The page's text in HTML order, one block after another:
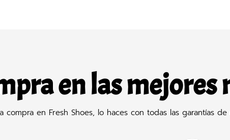
en las mejores
compra en Fresh Shoes, lo haces con todas las garantías